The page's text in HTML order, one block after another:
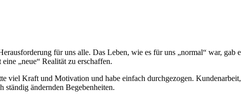
für uns alle. Das Leben, wie es für uns „normal“ war,
„neue“ Realität zu erschaffen.
viel Kraft und Motivation und habe einfach durchgezogen.
ständig ändernden Begebenheiten.